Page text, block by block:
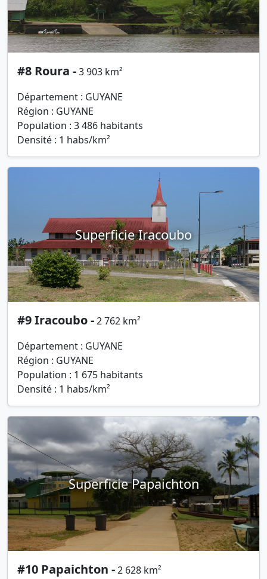
#8 Roura -3 903 km²
Département : GUYANE
Région : GUYANE
Population : 3 486 habitants
Densité : 1 habs/km²
Superficie Iracoubo
#9 Iracoubo -2 762 km²
Département : GUYANE
Région : GUYANE
Population : 1 675 habitants
Densité : 1 habs/km²
Superficie Papaichton
#10 Papaichton -2 628 km²